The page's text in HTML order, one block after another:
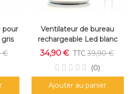
pour
€
Ventilateur de bureau
rechargeable Led blanc
4000 mAh
34,90 € TTC 39,90 €
(0)
Ajouter au panier